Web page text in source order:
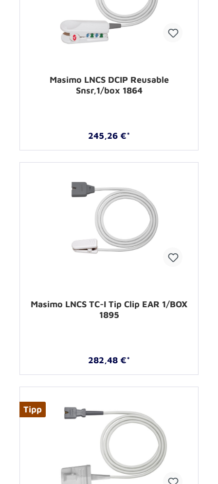
Masimo LNCS DCIP Reusable
Snsr,1/box 1864
245,26 €*
Masimo LNCS TC-I Tip Clip EAR 1/BOX
1895
282,48 €*
Tipp